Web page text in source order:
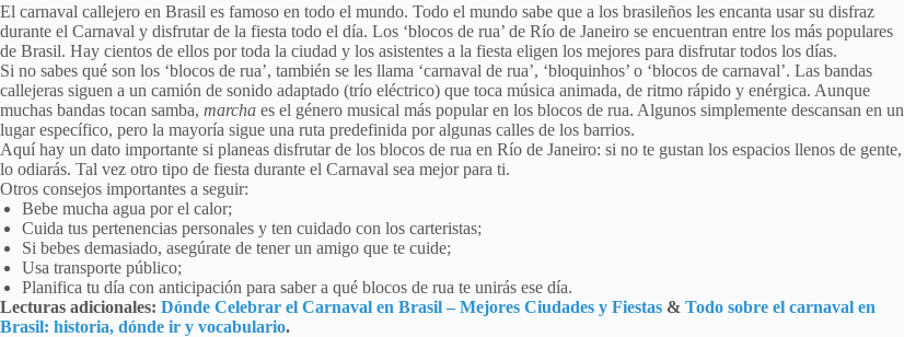
El carnaval callejero en Brasil es famoso en todo el mundo. Todo el mundo sabe que a los brasileños les encanta usar su disfraz
durante el Carnaval y disfrutar de la fiesta todo el día. Los ‘blocos de rua’ de Río de Janeiro se encuentran entre los más populares
de Brasil. Hay cientos de ellos por toda la ciudad y los asistentes a la fiesta eligen los mejores para disfrutar todos los días.
Si no sabes qué son los ‘blocos de rua’, también se les llama ‘carnaval de rua’, ‘bloquinhos’ o ‘blocos de carnaval’. Las bandas
callejeras siguen a un camión de sonido adaptado (trío eléctrico) que toca música animada, de ritmo rápido y enérgica. Aunque
muchas bandas tocan samba, marcha es el género musical más popular en los blocos de rua. Algunos simplemente descansan en un
lugar específico, pero la mayoría sigue una ruta predefinida por algunas calles de los barrios.
Aquí hay un dato importante si planeas disfrutar de los blocos de rua en Río de Janeiro: si no te gustan los espacios llenos de gente,
lo odiarás. Tal vez otro tipo de fiesta durante el Carnaval sea mejor para ti.
Otros consejos importantes a seguir:
Bebe mucha agua por el calor;
Cuida tus pertenencias personales y ten cuidado con los carteristas;
Si bebes demasiado, asegúrate de tener un amigo que te cuide;
Usa transporte público;
Planifica tu día con anticipación para saber a qué blocos de rua te unirás ese día.
Lecturas adicionales: Dónde Celebrar el Carnaval en Brasil – Mejores Ciudades y Fiestas & Todo sobre el carnaval en
Brasil: historia, dónde ir y vocabulario.